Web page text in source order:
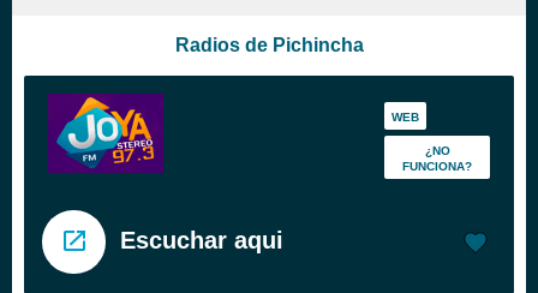
Radios de Pichincha
WEB
¿NO
FUNCIONA?
Escuchar aqui